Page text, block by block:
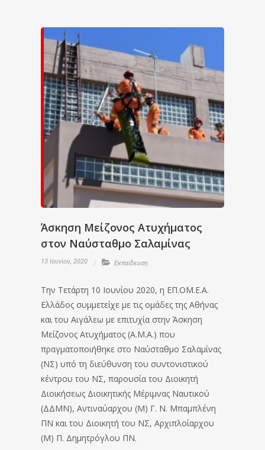
Άσκηση Μείζονος Ατυχήματος
στον Ναύσταθμο Σαλαμίνας
13 Ιουνίου, 2020 Εκπαίδευση
Tην Τετάρτη 10 Ιουνίου 2020, η ΕΠ.ΟΜ.Ε.Α.
Ελλάδος συμμετείχε με τις ομάδες της Αθήνας
και του Αιγάλεω με επιτυχία στην Άσκηση
Μείζονος Ατυχήματος (Α.Μ.Α.) που
πραγματοποιήθηκε στο Ναύσταθμο Σαλαμίνας
(ΝΣ) υπό τη διεύθυνση του συντονιστικού
κέντρου του ΝΣ, παρουσία του Διοικητή
Διοικήσεως Διοικητικής Μέριμνας Ναυτικού
(ΔΔΜΝ), Αντιναύαρχου (Μ) Γ. Ν. Μπαμπλένη
ΠΝ και του Διοικητή του ΝΣ, Αρχιπλοίαρχου
(Μ) Π. Δημητρόγλου ΠΝ.